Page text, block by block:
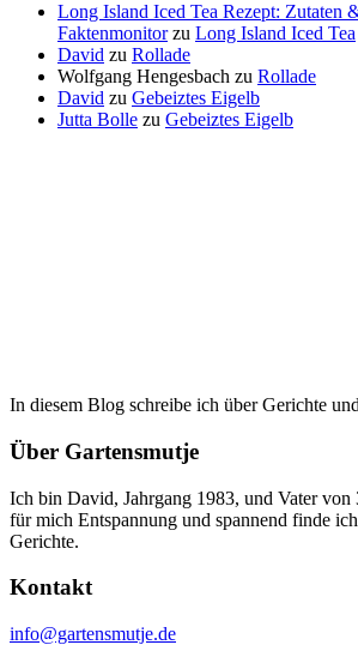
Long Island Iced Tea Rezept: Zutaten
Faktenmonitorzu Long Island Iced Tea
David zu Rollade
Wolfgang Hengesbach zu Rollade
David zu Gebeiztes Eigelb
Jutta Bolle zu Gebeiztes Eigelb
In diesem Blog schreibe ich über Gerichte
Über Gartensmutje
Ich bin David, Jahrgang 1983, und Vater
für mich Entspannung und spannend finde
Gerichte.
Kontakt
info@gartensmutje.de